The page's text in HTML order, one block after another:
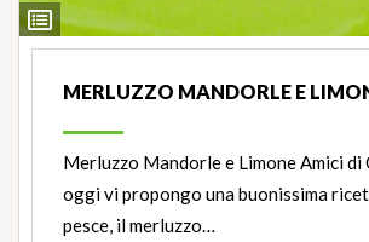
Ingredienti
MERLUZZO MANDORLE E
Merluzzo Mandorle e Limone Amici di
oggi vi propongo una buonissima
pesce, il merluzzo…